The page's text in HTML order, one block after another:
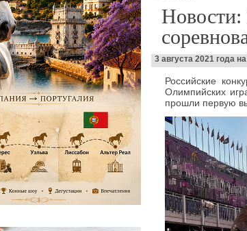
Новости:
3 августа 2021 года
Российские
Олимпийских
прошли первую